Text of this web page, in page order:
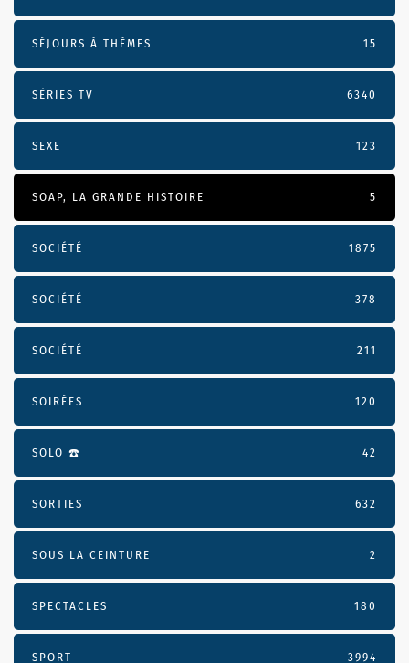
SÉJOURS À THÈMES 15
SÉRIES TV 6340
SEXE 123
SOAP, LA GRANDE HISTOIRE 5
SOCIÉTÉ 1875
SOCIÉTÉ 378
SOCIÉTÉ 211
SOIRÉES 120
SOLO ☎️ 42
SORTIES 632
SOUS LA CEINTURE 2
SPECTACLES 180
SPORT 3994